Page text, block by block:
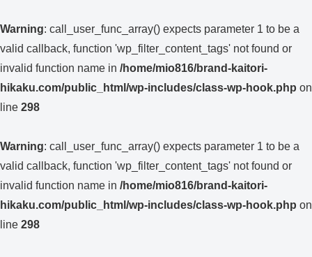
Warning: call_user_func_array() expects parameter 1 to be a
valid callback, function 'wp_filter_content_tags' not found or
invalid function name in /home/mio816/brand-kaitori-
hikaku.com/public_html/wp-includes/class-wp-hook.php on
line 298
Warning: call_user_func_array() expects parameter 1 to be a
valid callback, function 'wp_filter_content_tags' not found or
invalid function name in /home/mio816/brand-kaitori-
hikaku.com/public_html/wp-includes/class-wp-hook.php on
line 298